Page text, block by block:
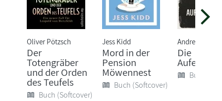
Oliver Pötzsch
Der
Totengräber
und der Orden
des Teufels
Buch (Softcover)
Jess Kidd
Mord in der
Pension
Möwennest
Buch (Softcover)
Andreas
Die
Buch